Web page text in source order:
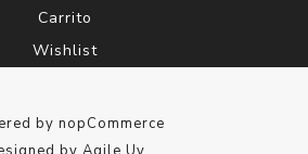
Carrito
Wishlist
by nopCommerce